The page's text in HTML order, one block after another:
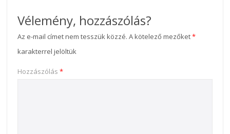
Vélemény, hozzászólás?
Az e-mail címet nem tesszük közzé. A kötelező mezőket*
karakterrel jelöltük
Hozzászólás*